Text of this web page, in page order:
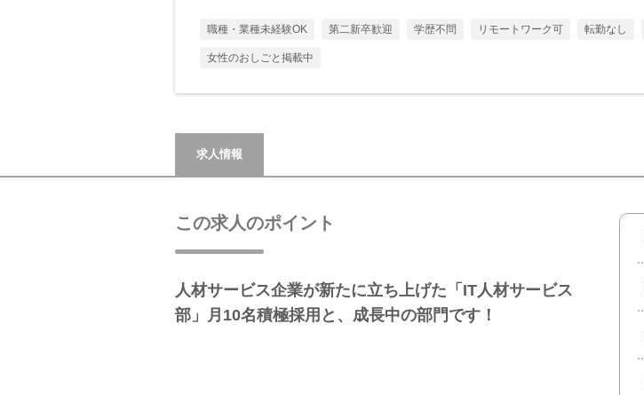
職種・業種未経験OK 第二新卒歓迎 学歴不問 リモートワーク可 転勤なし
女性のおしごと掲載中
求人情報
この求人のポイント
人材サービス企業が新たに立ち上げた「IT人材サービス
部」月10名積極採用と、成長中の部門です！